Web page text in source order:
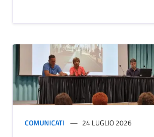
COMUNICATI 24 LUGLIO 2026